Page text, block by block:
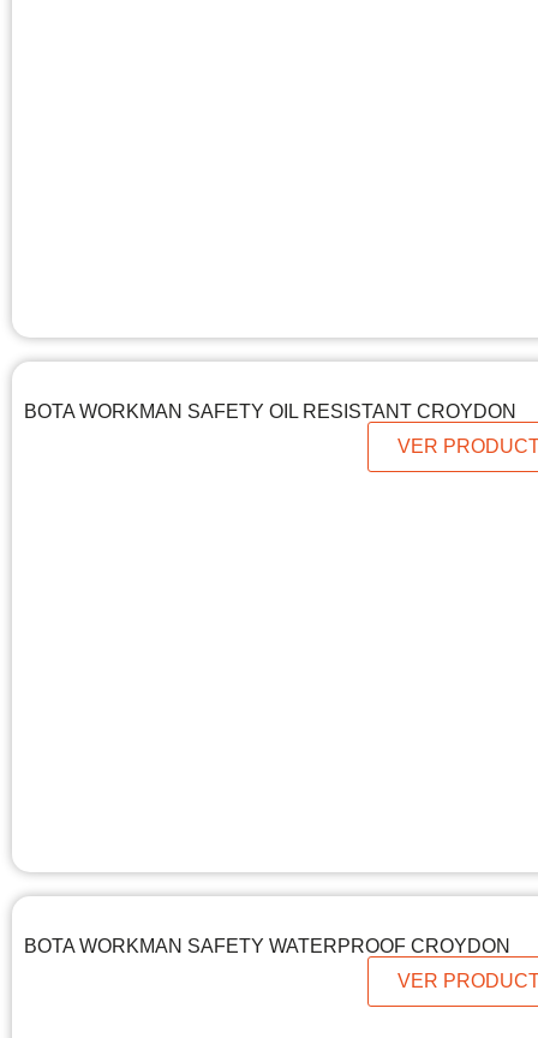
BOTA WORKMAN SAFETY OIL RESISTANT CROYDON
VER
BOTA WORKMAN SAFETY WATERPROOF CROYDON
VER